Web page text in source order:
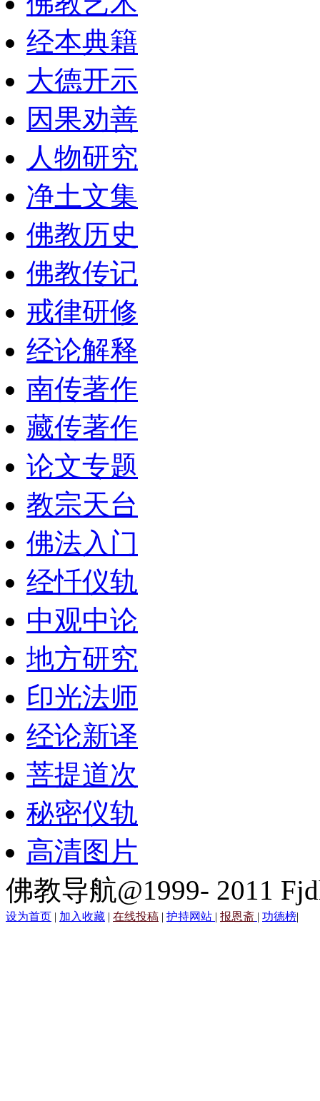
经本典籍
大德开示
因果劝善
人物研究
净土文集
佛教历史
佛教传记
戒律研修
经论解释
南传著作
藏传著作
论文专题
教宗天台
佛法入门
经忏仪轨
中观中论
地方研究
印光法师
经论新译
菩提道次
秘密仪轨
高清图片
佛教导航@1999- 2011
设为首页 | 加入收藏 | 在线投稿 | 护持网站 | 报恩斋 | 功德榜|